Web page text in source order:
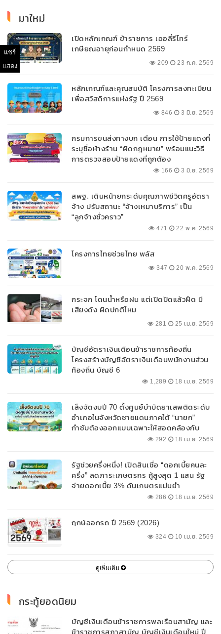
แชร์
แสดง
มาใหม่
เปิดหลักเกณฑ์ ข้าราชการ เออลี่รีไทร์
เกษียณอายุก่อนกำหนด 2569
209 23 ก.ค. 2569
หลักเกณฑ์และคุณสมบัติ โครงการลงทะเบียน
เพื่อสวัสดิการแห่งรัฐ ปี 2569
846 3 มิ.ย. 2569
กรมการขนส่งทางบก เตือน การใช้ป้ายแดงที่
ระบุชื่อห้างร้าน “ผิดกฎหมาย” พร้อมแนะวิธี
การตรวจสอบป้ายแดงที่ถูกต้อง
166 3 มิ.ย. 2569
สพฐ. เดินหน้ายกระดับคุณภาพชีวิตครูอัตรา
จ้าง ปรับสถานะ “จ้างเหมาบริการ” เป็น
“ลูกจ้างชั่วคราว”
471 22 พ.ค. 2569
โครงการไทยช่วยไทย พลัส
347 20 พ.ค. 2569
กระจก โดนน้ำหรือฝน แต่เปิดปัดแล้วฝืด มี
เสียงดัง ผิดปกติไหม
281 25 เม.ย. 2569
บัญชีอัตราเงินเดือนข้าราชการท้องถิ่น
โครงสร้างบัญชีอัตราเงินเดือนพนักงานส่วน
ท้องถิ่น บัญชี 6
1,289 18 เม.ย. 2569
เล็งจัดงบปี 70 ตั้งศูนย์บำบัดยาเสพติดระดับ
อำเภอในจังหวัดชายแดนภาคใต้ “นายก”
กำชับต้องออกแบบเฉพาะให้สอดคล้องกับ
292 18 เม.ย. 2569
รัฐช่วยครึ่งหนึ่ง! เปิดสินเชื่อ “ดอกเบี้ยคนละ
ครึ่ง” ลดภาระเกษตรกร กู้สูงสุด 1 แสน รัฐ
จ่ายดอกเบี้ย 3% ดันเกษตรแม่นยำ
286 18 เม.ย. 2569
ฤกษ์ออกรถ ปี 2569 (2026)
324 10 เม.ย. 2569
ดูเพิ่มเติม
กระทู้ยอดนิยม
บัญชีเงินเดือนข้าราชการพลเรือนสามัญ และ
ข้าราชการสภาสามัญ บัญชีเงินเดือนใหม่ ปี